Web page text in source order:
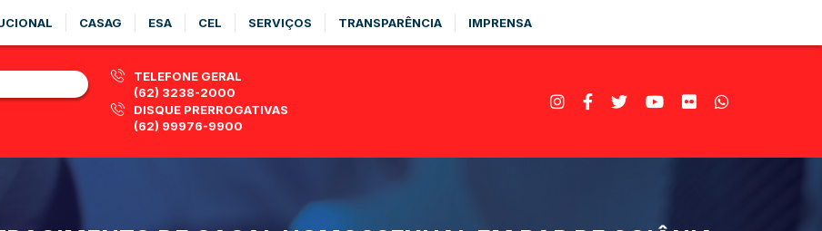
CASAG ESA CEL SERVIÇOS TRANSPARÊNCIA IMPRENSA
TELEFONE GERAL
(62) 3238-2000
DISQUE PRERROGATIVAS
(62) 99976-9900